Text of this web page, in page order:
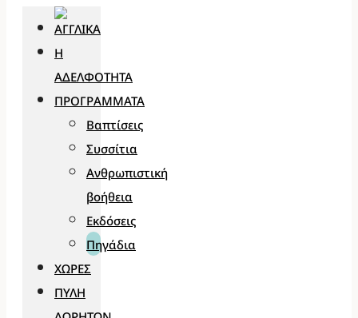
Η
ΑΔΕΛΦΌΤΗΤΑ
ΠΡΟΓΡΆΜΜΑΤΑ
Βαπτίσεις
Συσσίτια
Ανθρωπιστική
βοήθεια
Εκδόσεις
Πηγάδια
ΧΏΡΕΣ
ΠΎΛΗ